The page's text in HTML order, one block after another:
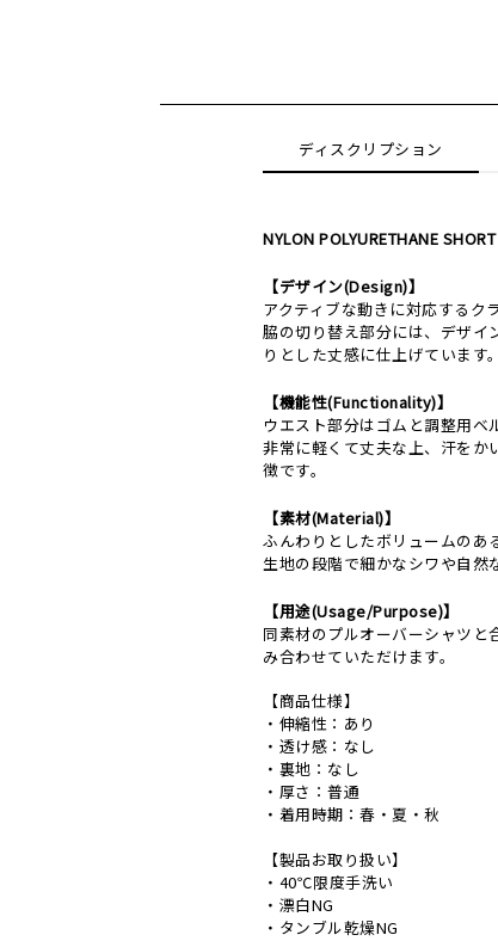
ディスクリプション
NYLON POLYURETHANE
【デザイン(Design)】
アクティブな動きに対応するク
脇の切り替え部分には、デザイ
りとした丈感に仕上げています。
【機能性(Functionality)】
ウエスト部分はゴムと調整用ベ
非常に軽くて丈夫な上、汗をか
徴です。
【素材(Material)】
ふんわりとしたボリュームのあ
生地の段階で細かなシワや自然
【用途(Usage/Purpose)】
同素材のプルオーバーシャツと
み合わせていただけます。
【商品仕様】
・伸縮性：あり
・透け感：なし
・裏地：なし
・厚さ：普通
・着用時期：春・夏・秋
【製品お取り扱い】
・40℃限度手洗い
・漂白NG
・タンブル乾燥NG